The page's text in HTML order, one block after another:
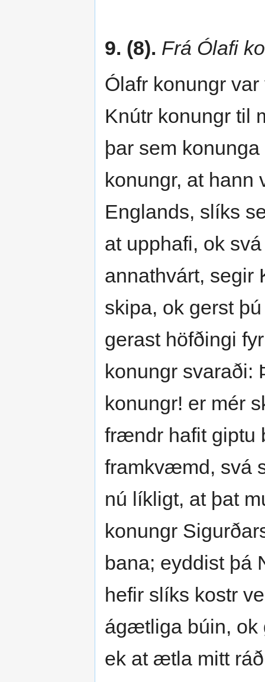
9. (8). Frá Ólafi
Ólafr konungr
Knútr konungr til
þar sem
konungr, at hann
Englands, slíks
at upphafi, ok
annathvárt, segir
skipa, ok gerst
gerast höfðingi
konungr
konungr! er mér
frændr hafit giptu
framkvæmd, svá
nú líkligt, at þat
konungr
bana; eyddist þá
hefir slíks kostr
ágætliga búin, ok
ek at ætla mitt